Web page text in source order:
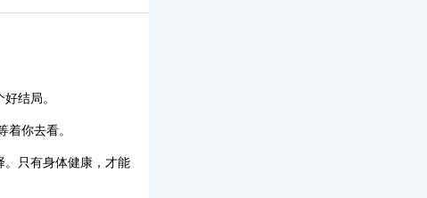
结局。
你去看。
。只有身体健康，才能